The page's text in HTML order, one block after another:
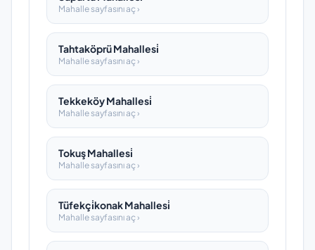
Mahalle sayfasını aç ›
Tahtaköprü Mahallesi̇
Mahalle sayfasını aç ›
Tekkeköy Mahallesi̇
Mahalle sayfasını aç ›
Tokuş Mahallesi̇
Mahalle sayfasını aç ›
Tüfekçi̇konak Mahallesi̇
Mahalle sayfasını aç ›